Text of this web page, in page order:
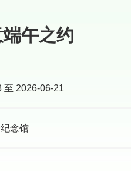
午之约
至 2026-06-21
念馆